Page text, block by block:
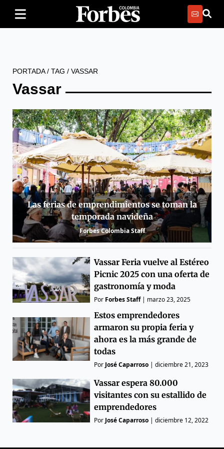
PORTADA/ TAG / VASSAR
Vassar
Las ferias de emprendimientos se toman la
temporada navideña
Forbes Colombia Staff
Vassar Feria vuelve al Estéreo
Picnic 2025 con una oferta de
gastronomía y moda
Por Forbes Staff| marzo 23, 2025
Estos emprendedores
armaron su propia feria y
ahora es la más grande de
todas
Por José Caparroso |diciembre 21, 2023
Vassar espera 80.000
visitantes con su estallido de
emprendedores
Por José Caparroso |diciembre 12, 2022